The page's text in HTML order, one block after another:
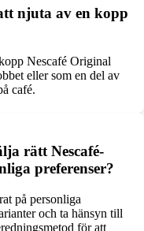
njuta av en kopp
Nescafé Original
eller som en del av
café.
rätt Nescafé-
preferenser?
på personliga
och ta hänsyn till
för att